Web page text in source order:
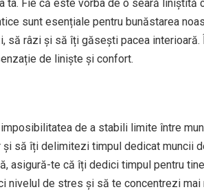
Fie că este vorba de o seară liniștită
sunt esențiale pentru bunăstarea
să râzi și să îți găsești pacea interioară.
de liniște și confort.
de a stabili limite între
să îți delimitezi timpul dedicat muncii
asigură-te că îți dedici timpul pentru
nivelul de stres și să te concentrezi mai